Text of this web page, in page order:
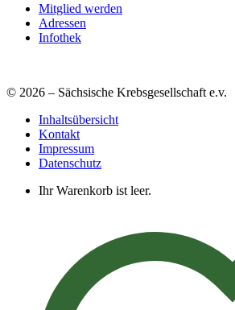
Mitglied werden
Adressen
Infothek
© 2026 – Sächsische Krebsgesellschaft e.v.
Inhaltsübersicht
Kontakt
Impressum
Datenschutz
Ihr Warenkorb ist leer.